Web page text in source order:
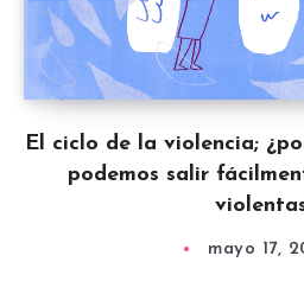
El ciclo de la violencia;
podemos salir
mayo 17,